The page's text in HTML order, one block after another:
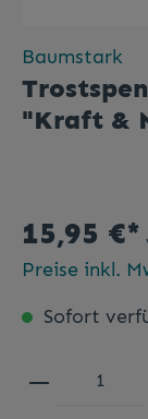
Baumstark
"Kraft &
15,95 €*
Preise inkl.
Sofort